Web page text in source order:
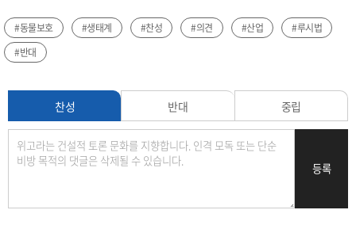
#동물보호 #생태계 #찬성 #의견 #산업
#루시법
#반대
찬성 반대 중립
등록